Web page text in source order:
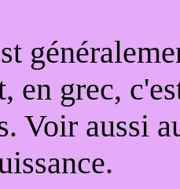
en grec,
Voir aussi